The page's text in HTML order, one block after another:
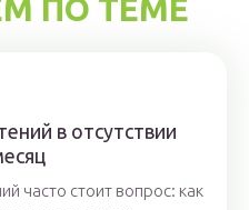
ПО ТЕМЕ
в отсутствии
часто стоит вопрос: как